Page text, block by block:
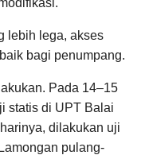
lebih lega, akses
bagi penumpang.
Pada 14–15
statis di UPT Balai
dilakukan uji
pulang-